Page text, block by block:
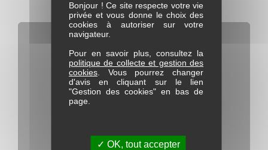
Bonjour ! Ce site respecte votre vie
privée et vous donne le choix des
cookies à autoriser sur votre
navigateur.
Pour en savoir plus, consultez la
politique de collecte et gestion des
cookies . Vous pourrez changer
d'avis en cliquant sur le lien
"Gestion des cookies" en bas de
page.
✓ OK, tout accepter